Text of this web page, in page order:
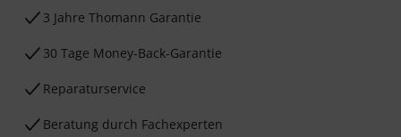
3 Jahre Thomann Garantie
30 Tage Money-Back-Garantie
Reparaturservice
Beratung durch Fachexperten